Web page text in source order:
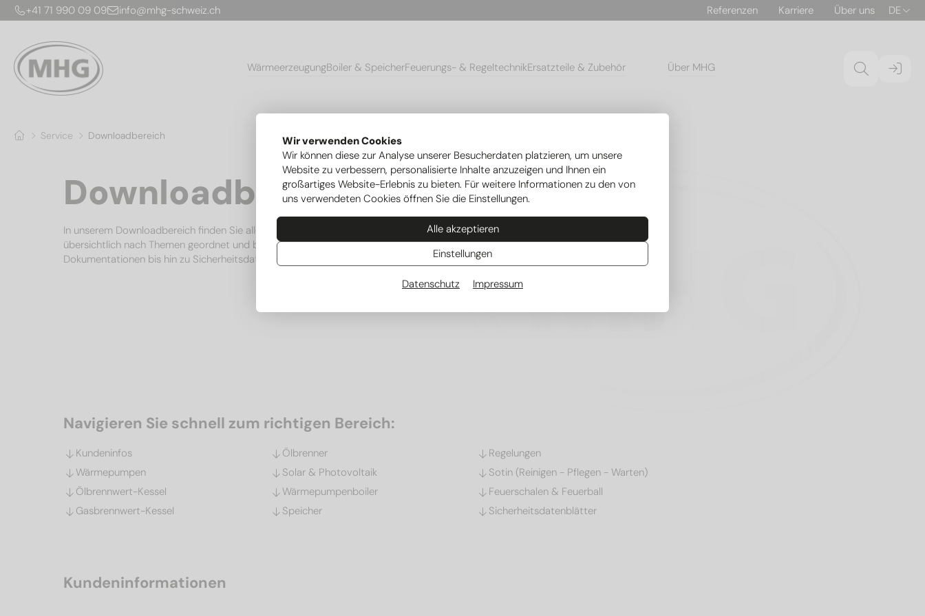
Wir verwenden Cookies
Wir können diese zur Analyse unserer Besucherdaten platzieren, um unsere
Website zu verbessern, personalisierte Inhalte anzuzeigen und Ihnen ein
großartiges Website-Erlebnis zu bieten. Für weitere Informationen zu den von
uns verwendeten Cookies öffnen Sie die Einstellungen.
Alle akzeptieren
Einstellungen
Datenschutz Impressum
+41 71 990 09 09 info@mhg-schweiz.ch Referenzen Karriere Über uns DE
WärmeerzeugungBoiler & SpeicherFeuerungs- & RegeltechnikErsatzteile & Zubehör Über MHG
Service Downloadbereich
Downloadbereich
In unserem Downloadbereich finden Sie alle wichtigen Unterlagen rund um unsere Heizsysteme und Produkte –
übersichtlich nach Themen geordnet und bequem als PDF zum Herunterladen. Von Informationen über technische
Dokumentationen bis hin zu Sicherheitsdatenblättern haben Sie alle relevanten Informationen jederzeit griffbereit.
Navigieren Sie schnell zum richtigen Bereich:
Kundeninfos
Wärmepumpen
Ölbrennwert-Kessel
Gasbrennwert-Kessel
Ölbrenner
Solar & Photovoltaik
Wärmepumpenboiler
Speicher
Regelungen
Sotin (Reinigen - Pflegen - Warten)
Feuerschalen & Feuerball
Sicherheitsdatenblätter
Kundeninformationen